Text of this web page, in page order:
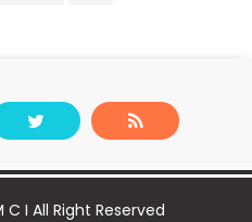
C I All Right Reserved